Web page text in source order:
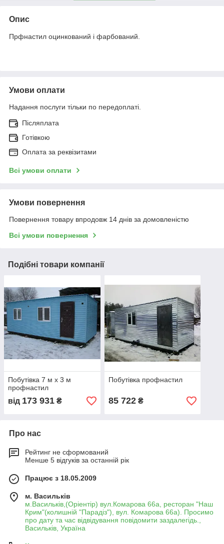
Опис
Прфнастил оцинкований і фарбований.
Умови оплати
Надання послуги тільки по передоплаті.
Післяплата
Готівкою
Оплата за реквізитами
Всі умови оплати
Умови повернення
Повернення товару впродовж 14 днів за домовленістю
Всі умови повернення
Подібні товари компанії
Побутівка 7 м х 3 м
профнастил
від 173 931 ₴
Побутівка профнастил
85 722₴
Про нас
Рейтинг не сформований
Менше 5 відгуків за останній рік
Працює з 18.05.2009
м. Васильків
м.Васильків,(Оріентір) вул.Комарова 66а, ресторан "Наш
Крим"(колишній "Парадіз"), вул. Комарова 66а). Просимо
про дату та час відвідування повідомити заздалегідь.,
Васильків, Україна